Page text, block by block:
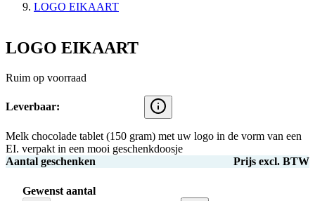
LOGO EIKAART
LOGO EIKAART
Ruim op voorraad
Leverbaar:
Melk chocolade tablet (150 gram) met uw logo in de vorm van een
EI. verpakt in een mooi geschenkdoosje
Aantal geschenken
Prijs excl. BTW
Gewenst aantal